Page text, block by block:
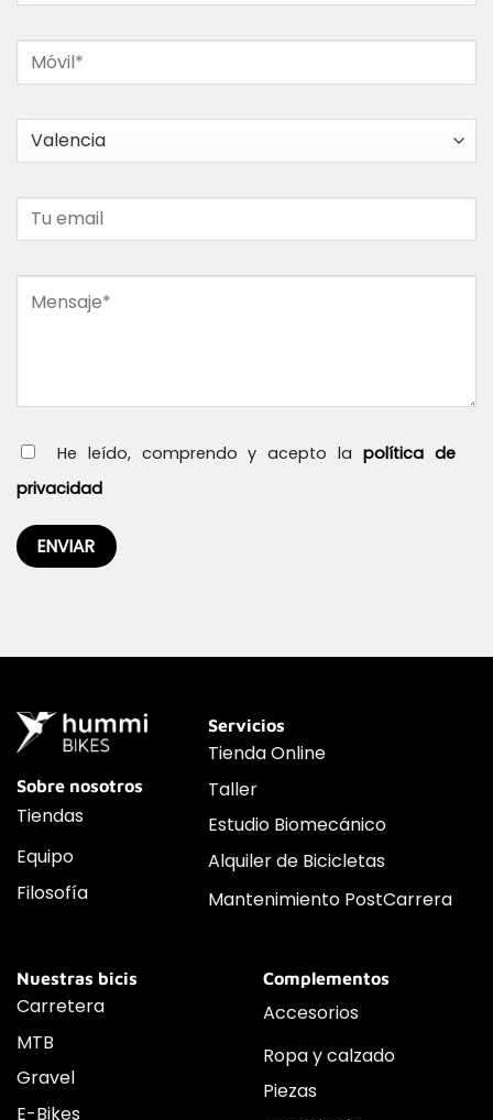
He leído, comprendo y acepto lapolítica de
privacidad
Sobre nosotros
Tiendas
Equipo
Filosofía
Servicios
Tienda Online
Taller
Estudio Biomecánico
Alquiler de Bicicletas
Mantenimiento PostCarrera
Nuestras bicis
Carretera
MTB
Gravel
E-Bikes
Complementos
Accesorios
Ropa y calzado
Piezas